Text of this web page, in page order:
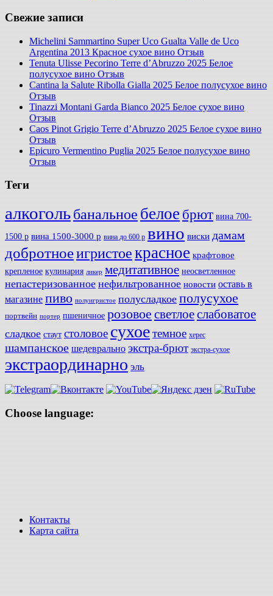
Свежие записи
Michelini Sammartino Super Uco Gualta Valle de Uco
Argentina 2013 Красное сухое вино Отзыв
Tenuta Ulisse Pecorino Terre d’Abruzzo 2025 Белое
полусухое вино Отзыв
Cantina la Salute Ribolla Gialla 2025 Белое полусухое вино
Отзыв
Tinazzi Montani Garda Bianco 2025 Белое сухое вино
Отзыв
Caos Pinot Grigio Terre d’Abruzzo 2025 Белое сухое вино
Отзыв
Epicuro Vermentino Puglia 2025 Белое полусухое вино
Отзыв
Теги
алкогольбанальное белое брют вина 700-
1500 р вина 1500-3000 р вина до 600 р вино виски дамам
добротноеигристоекрасное крафтовое
крепленое кулинария ликер медитативное неосветленное
непастеризованное нефильтрованное новости оставь в
магазине пиво полуигристое полусладкое полусухое
портвейн портер пшеничное розовое светлоеслабоватое
сладкое стаут столовое сухоетемное херес
шампанское шедеврально экстра-брют экстра-сухое
экстраординарно эль
Choose language:
Контакты
Карта сайта